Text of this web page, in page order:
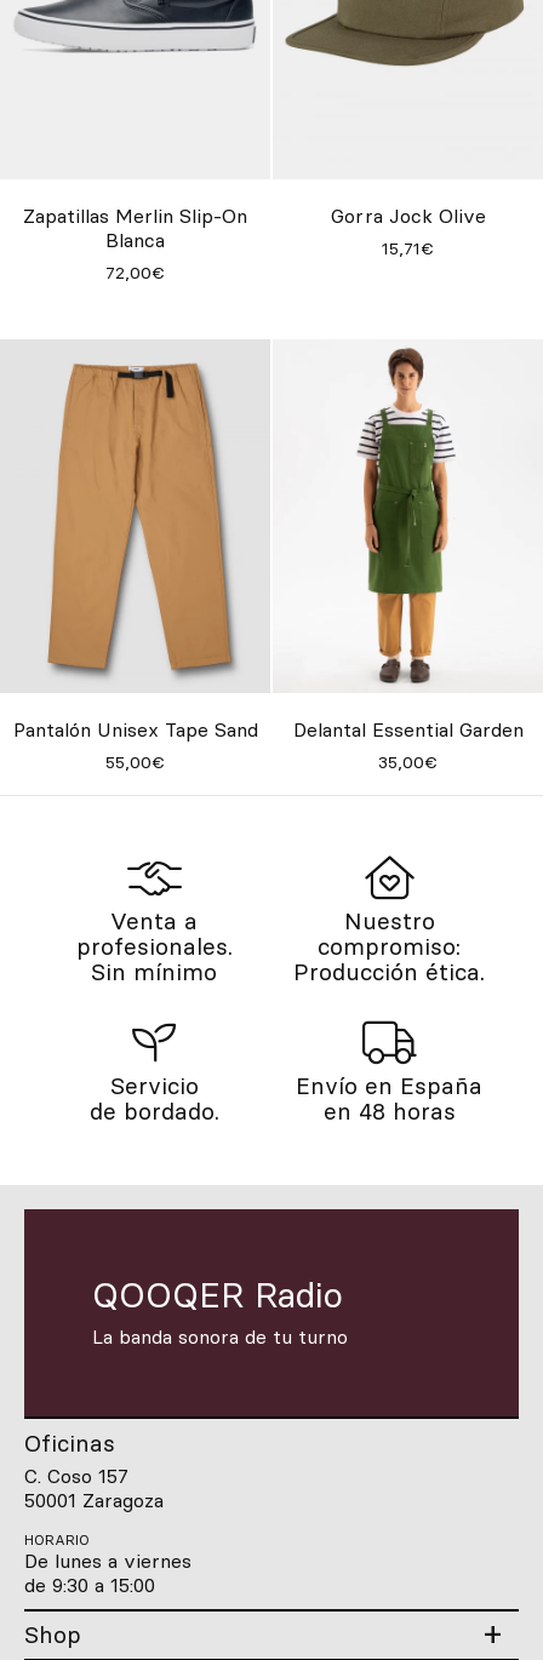
Zapatillas Merlin Slip-On
Blanca
72,00€
Gorra Jock Olive
15,71€
Pantalón Unisex Tape Sand
55,00€
Delantal Essential Garden
35,00€
Venta a
profesionales.
Sin mínimo
Nuestro
compromiso:
Producción ética.
Servicio
de bordado.
Envío en España
en 48 horas
QOOQER Radio
La banda sonora de tu turno
Oficinas
C. Coso 157
50001 Zaragoza
HORARIO
De lunes a viernes
de 9:30 a 15:00
Shop